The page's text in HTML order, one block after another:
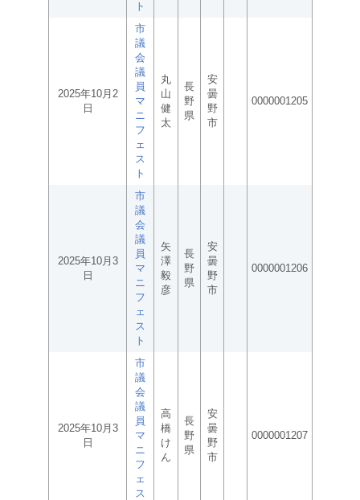
ト
2025年10月2
日
市
議
会
議
員
マ
ニ
フ
ェ
ス
ト
丸
山
健
太
長
野
県
安
曇
野
市
0000001205
2025年10月3
日
市
議
会
議
員
マ
ニ
フ
ェ
ス
ト
矢
澤
毅
彦
長
野
県
安
曇
野
市
0000001206
2025年10月3
日
市
議
会
議
員
マ
ニ
フ
ェ
ス
高
橋
け
ん
長
野
県
安
曇
野
市
0000001207